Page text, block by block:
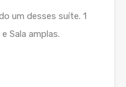
um desses suíte. 1
Sala amplas.